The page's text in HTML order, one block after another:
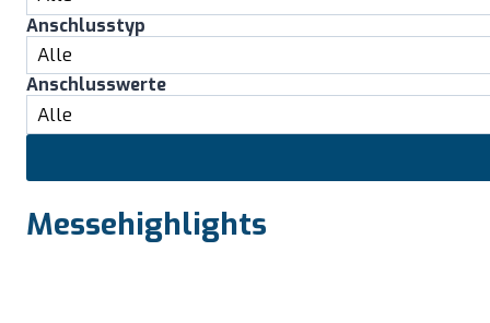
Anschlusstyp
Anschlusswerte
Messehighlights